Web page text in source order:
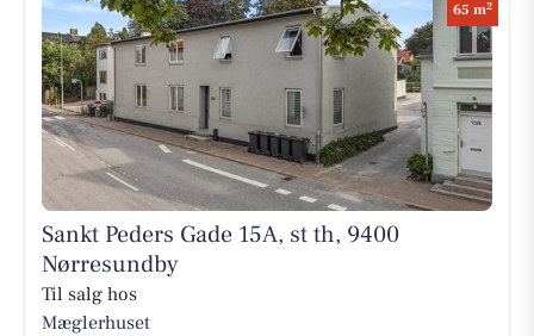
65 m2
Sankt Peders Gade 15A, st th, 9400
Nørresundby
Til salg hos
Mæglerhuset